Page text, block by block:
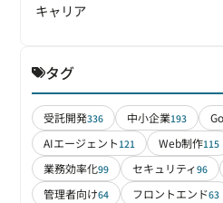
キャリア
タグ
受託開発336 中小企業193
AIエージェント 121 Web制作115
業務効率化99 セキュリティ96
管理者向け64 フロントエンド63